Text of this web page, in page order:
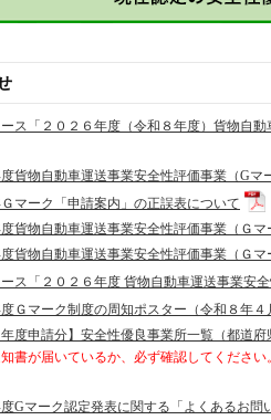
ス「２０２６年度（令和８年度）貨物自
貨物自動車運送事業安全性評価事業（Gマ
マーク「申請案内」の正誤表について
度貨物自動車運送事業安全性評価事業（Ｇ
度貨物自動車運送事業安全性評価事業（Ｇ
ス「２０２６年度 貨物自動車運送事業安
Ｇマーク制度の周知ポスター（令和８年
年度申請分】安全性優良事業所一覧（都道府
書が届いているか、必ず確認してくださ
Gマーク認定発表に関する「よくあるお